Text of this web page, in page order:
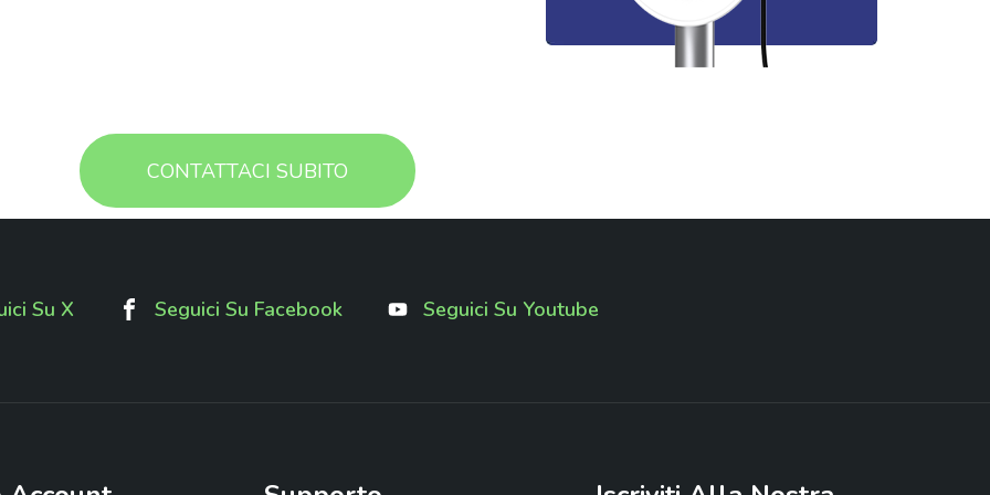
CONTATTACI SUBITO
Su X Seguici Su Facebook Seguici Su Youtube